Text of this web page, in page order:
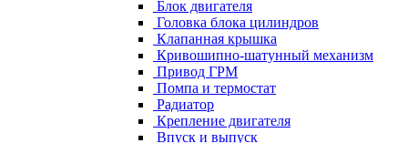
Блок двигателя
Головка блока цилиндров
Клапанная крышка
Кривошипно-шатунный механизм
Привод ГРМ
Помпа и термостат
Радиатор
Крепление двигателя
Впуск и выпуск